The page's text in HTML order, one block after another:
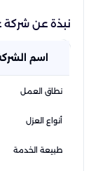
نبذة عن شركة
اسم
نطاق العمل
أنواع العزل
طبيعة الخدمة